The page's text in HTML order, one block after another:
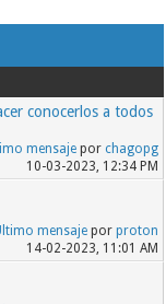
conocerlos a todos
mensajepor chagopg
10-03-2023, 12:34 PM
mensajepor proton
14-02-2023, 11:01 AM